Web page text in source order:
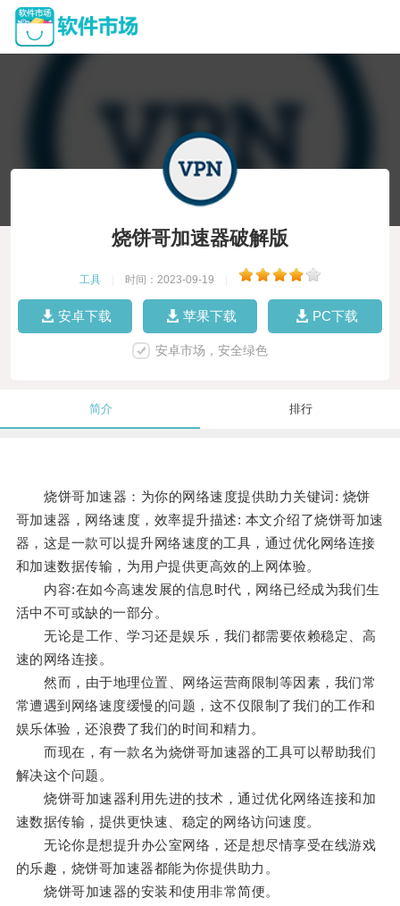
烧饼哥加速器破解版
工具 时间：2023-09-19
安卓下载 苹果下载 PC下载
安卓市场，安全绿色
简介 排行
烧饼哥加速器：为你的网络速度提供助力关键词: 烧饼
哥加速器，网络速度，效率提升描述: 本文介绍了烧饼哥加速
器，这是一款可以提升网络速度的工具，通过优化网络连接
和加速数据传输，为用户提供更高效的上网体验。
内容:在如今高速发展的信息时代，网络已经成为我们生
活中不可或缺的一部分。
无论是工作、学习还是娱乐，我们都需要依赖稳定、高
速的网络连接。
然而，由于地理位置、网络运营商限制等因素，我们常
常遭遇到网络速度缓慢的问题，这不仅限制了我们的工作和
娱乐体验，还浪费了我们的时间和精力。
而现在，有一款名为烧饼哥加速器的工具可以帮助我们
解决这个问题。
烧饼哥加速器利用先进的技术，通过优化网络连接和加
速数据传输，提供更快速、稳定的网络访问速度。
无论你是想提升办公室网络，还是想尽情享受在线游戏
的乐趣，烧饼哥加速器都能为你提供助力。
烧饼哥加速器的安装和使用非常简便。